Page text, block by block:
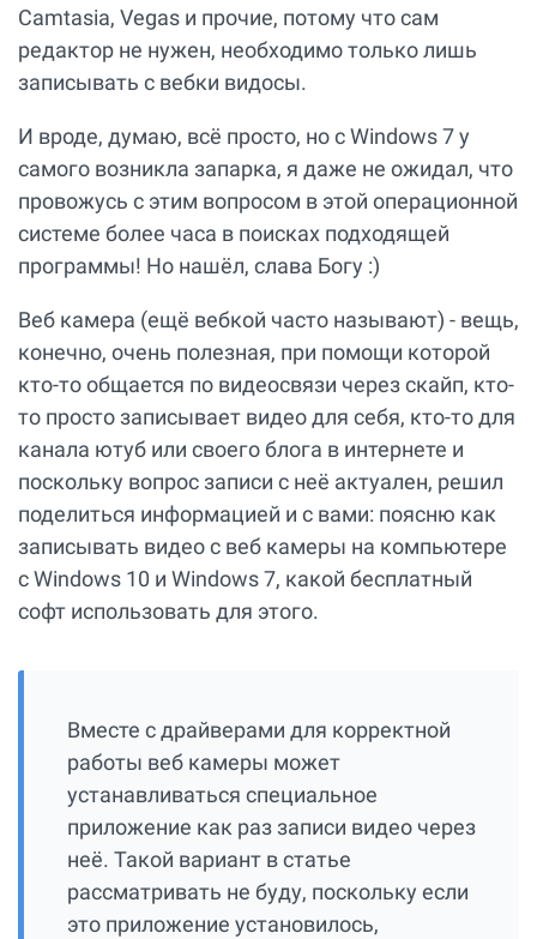
Camtasia, Vegas и прочие, потому что сам
редактор не нужен, необходимо только лишь
записывать с вебки видосы.
И вроде, думаю, всё просто, но с Windows 7 у
самого возникла запарка, я даже не ожидал, что
провожусь с этим вопросом в этой операционной
системе более часа в поисках подходящей
программы! Но нашёл, слава Богу :)
Веб камера (ещё вебкой часто называют) - вещь,
конечно, очень полезная, при помощи которой
кто-то общается по видеосвязи через скайп, кто-
то просто записывает видео для себя, кто-то для
канала ютуб или своего блога в интернете и
поскольку вопрос записи с неё актуален, решил
поделиться информацией и с вами: поясню как
записывать видео с веб камеры на компьютере
с Windows 10 и Windows 7, какой бесплатный
софт использовать для этого.
Вместе с драйверами для корректной
работы веб камеры может
устанавливаться специальное
приложение как раз записи видео через
неё. Такой вариант в статье
рассматривать не буду, поскольку если
это приложение установилось,